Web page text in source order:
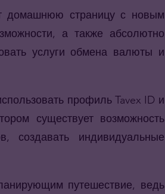
домашнюю страницу с новым
а также абсолютно
услуги обмена валюты и
профиль Tavex ID и
существует возможность
создавать индивидуальные
путешествие, ведь